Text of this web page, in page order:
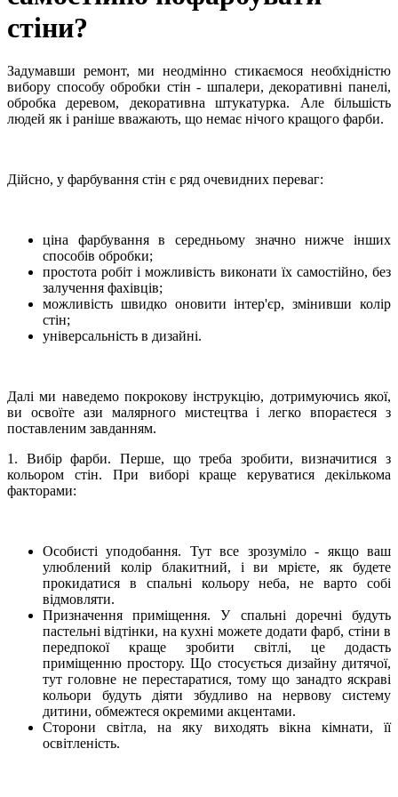
стіни?
Задумавши ремонт, ми неодмінно стикаємося необхідністю
вибору способу обробки стін - шпалери, декоративні панелі,
обробка деревом, декоративна штукатурка. Але більшість
людей як і раніше вважають, що немає нічого кращого фарби.
Дійсно, у фарбування стін є ряд очевидних переваг:
ціна фарбування в середньому значно нижче інших
способів обробки;
простота робіт і можливість виконати їх самостійно, без
залучення фахівців;
можливість швидко оновити інтер'єр, змінивши колір
стін;
універсальність в дизайні.
Далі ми наведемо покрокову інструкцію, дотримуючись якої,
ви освоїте ази малярного мистецтва і легко впораєтеся з
поставленим завданням.
1. Вибір фарби. Перше, що треба зробити, визначитися з
кольором стін. При виборі краще керуватися декількома
факторами:
Особисті уподобання. Тут все зрозуміло - якщо ваш
улюблений колір блакитний, і ви мрієте, як будете
прокидатися в спальні кольору неба, не варто собі
відмовляти.
Призначення приміщення. У спальні доречні будуть
пастельні відтінки, на кухні можете додати фарб, стіни в
передпокої краще зробити світлі, це додасть
приміщенню простору. Що стосується дизайну дитячої,
тут головне не перестаратися, тому що занадто яскраві
кольори будуть діяти збудливо на нервову систему
дитини, обмежтеся окремими акцентами.
Сторони світла, на яку виходять вікна кімнати, її
освітленість.